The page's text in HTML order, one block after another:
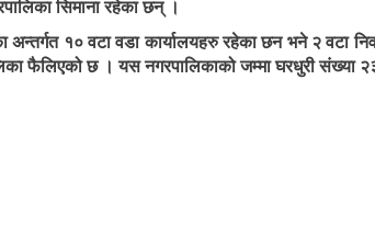
सिमाना रहेका छन् ।
अन्तर्गत १० वटा वडा कार्यालयहरु रहेका छन भने २
फैलिएको छ । यस नगरपालिकाको जम्मा घरधुरी